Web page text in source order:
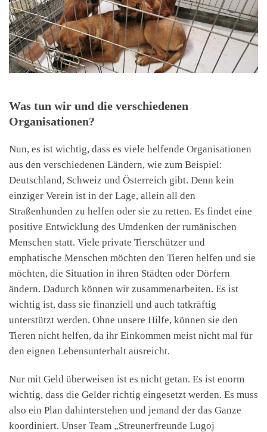
Was tun wir und die verschiedenen
Organisationen?
Nun, es ist wichtig, dass es viele helfende Organisationen
aus den verschiedenen Ländern, wie zum Beispiel:
Deutschland, Schweiz und Österreich gibt. Denn kein
einziger Verein ist in der Lage, allein all den
Straßenhunden zu helfen oder sie zu retten. Es findet eine
positive Entwicklung des Umdenken der rumänischen
Menschen statt. Viele private Tierschützer und
emphatische Menschen möchten den Tieren helfen und sie
möchten, die Situation in ihren Städten oder Dörfern
ändern. Dadurch können wir zusammenarbeiten. Es ist
wichtig ist, dass sie finanziell und auch tatkräftig
unterstützt werden. Ohne unsere Hilfe, können sie den
Tieren nicht helfen, da ihr Einkommen meist nicht mal für
den eignen Lebensunterhalt ausreicht.
Nur mit Geld überweisen ist es nicht getan. Es ist enorm
wichtig, dass die Gelder richtig eingesetzt werden. Es muss
also ein Plan dahinterstehen und jemand der das Ganze
koordiniert. Unser Team „Streunerfreunde Lugoj